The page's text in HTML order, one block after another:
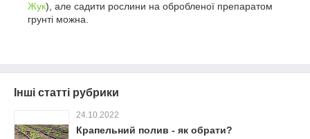
Жук), але садити рослини на обробленої препаратом
грунті можна.
Інші статті рубрики
24.10.2022
Крапельний полив - як обрати?